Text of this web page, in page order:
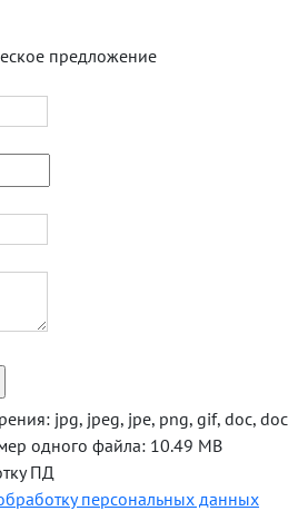
предложение
jpg, jpeg, jpe, png, gif, doc,
одного файла: 10.49 MB
ПД
персональных данных